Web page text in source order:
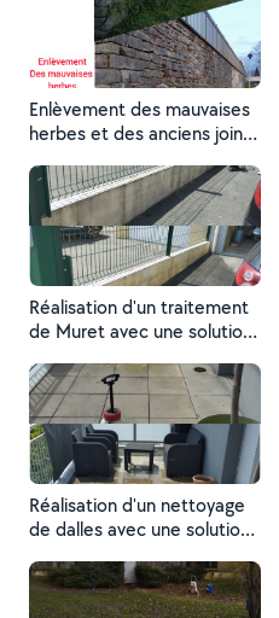
Enlèvement des mauvaises
herbes et des anciens joints
Réalisation d'un traitement
de Muret avec une solution
destiné à assainir les
supports contaminés par les
micros organismes et à
empêcher toute
germination de végétaux
parasites
Réalisation d'un nettoyage
de dalles avec une solution
destiné à assainir les
supports contaminés par les